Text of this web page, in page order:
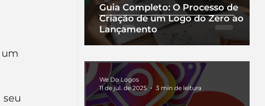
Guia Completo: O Processo de
Criação de um Logo do Zero ao
Lançamento
We Do Logos
11 de jul. de 2025
3 min de leitura